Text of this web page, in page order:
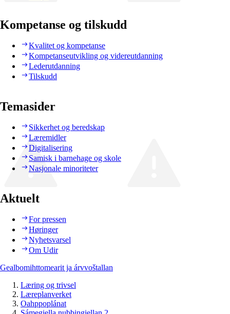
Kompetanse og tilskudd
Kvalitet og kompetanse
Kompetanseutvikling og videreutdanning
Lederutdanning
Tilskudd
Temasider
Sikkerhet og beredskap
Læremidler
Digitalisering
Samisk i barnehage og skole
Nasjonale minoriteter
Aktuelt
For pressen
Høringer
Nyhetsvarsel
Om Udir
Gealbomihttomearit ja árvvoštallan
Læring og trivsel
Læreplanverket
Oahppoplánat